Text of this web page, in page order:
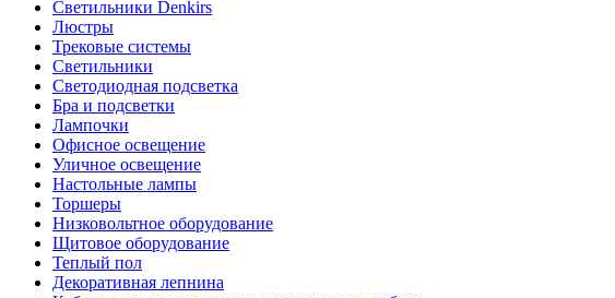
Светильники Denkirs
Люстры
Трековые системы
Светильники
Светодиодная подсветка
Бра и подсветки
Лампочки
Офисное освещение
Уличное освещение
Настольные лампы
Торшеры
Низковольтное оборудование
Щитовое оборудование
Теплый пол
Декоративная лепнина